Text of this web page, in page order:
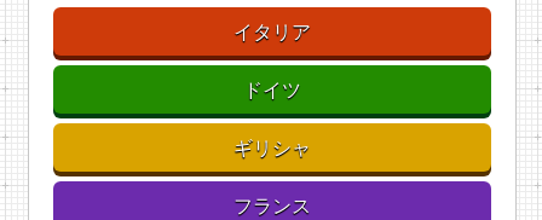
イタリア
ドイツ
ギリシャ
フランス